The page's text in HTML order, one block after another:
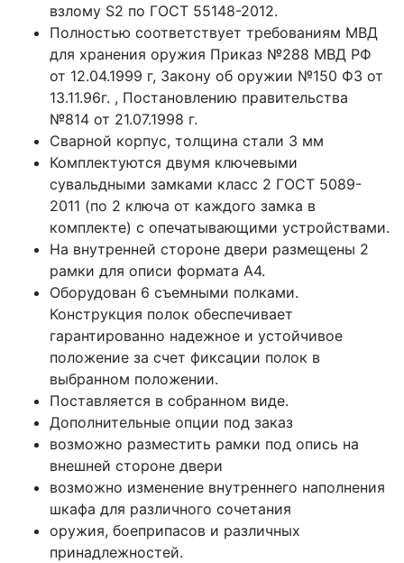
взлому S2 по ГОСТ 55148-2012.
Полностью соответствует требованиям МВД
для хранения оружия Приказ №288 МВД РФ
от 12.04.1999 г, Закону об оружии №150 ФЗ от
13.11.96г. , Постановлению правительства
№814 от 21.07.1998 г.
Сварной корпус, толщина стали 3 мм
Комплектуются двумя ключевыми
сувальдными замками класс 2 ГОСТ 5089-
2011 (по 2 ключа от каждого замка в
комплекте) с опечатывающими устройствами.
На внутренней стороне двери размещены 2
рамки для описи формата А4.
Оборудован 6 съемными полками.
Конструкция полок обеспечивает
гарантированно надежное и устойчивое
положение за счет фиксации полок в
выбранном положении.
Поставляется в собранном виде.
Дополнительные опции под заказ
возможно разместить рамки под опись на
внешней стороне двери
возможно изменение внутреннего наполнения
шкафа для различного сочетания
оружия, боеприпасов и различных
принадлежностей.